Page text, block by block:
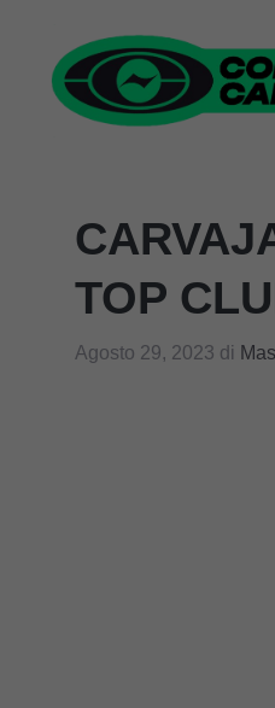
contenuto
TOP
Agosto 29, 2023 di